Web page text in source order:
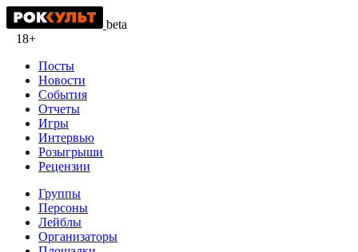
beta
18+
Посты
Новости
События
Отчеты
Игры
Интервью
Розыгрыши
Рецензии
Группы
Персоны
Лейблы
Организаторы